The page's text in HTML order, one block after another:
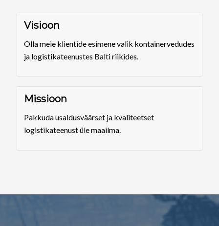
Visioon
Olla meie klientide esimene valik kontainervedudes
ja logistikateenustes Balti riikides.
Missioon
Pakkuda usaldusväärset ja kvaliteetset
logistikateenust üle maailma.